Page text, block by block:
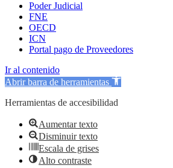
Poder Judicial
FNE
OECD
ICN
Portal pago de Proveedores
Ir al contenido
Abrir barra de herramientas
Herramientas de accesibilidad
Aumentar texto
Disminuir texto
Escala de grises
Alto contraste